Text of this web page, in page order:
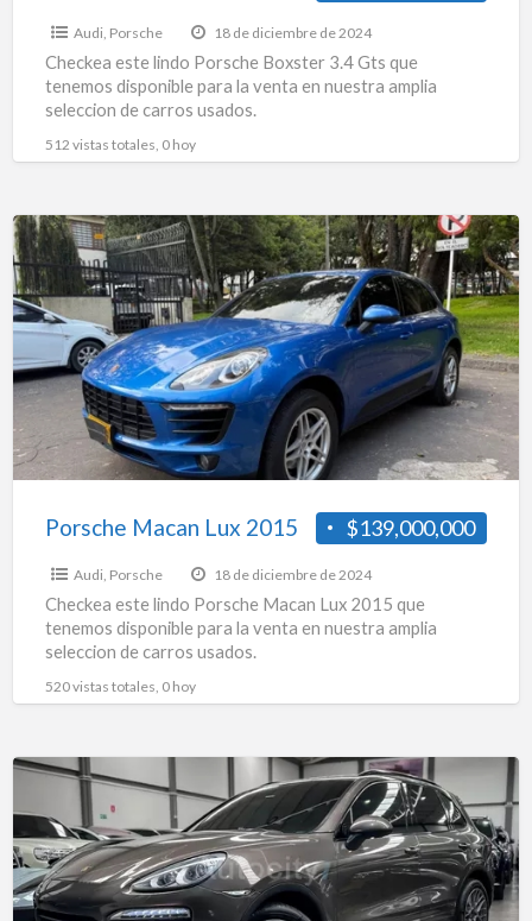
Audi Porsche 18 de diciembre de 2024
Checkea este lindo Porsche Boxster 3.4 Gts que
tenemos disponible para la venta en nuestra amplia
seleccion de carros usados.
512 vistas totales, 0 hoy
Porsche
Macan
Lux
2015
$139,000,000
Porsche Macan Lux 2015
Audi Porsche 18 de diciembre de 2024
Checkea este lindo Porsche Macan Lux 2015 que
tenemos disponible para la venta en nuestra amplia
seleccion de carros usados.
520 vistas totales, 0 hoy
Porsche
Cayenne
3.6
Lux
2012